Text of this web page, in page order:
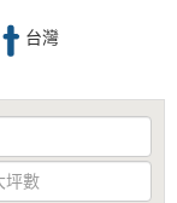
台灣